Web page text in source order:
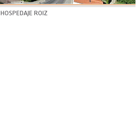
HOSPEDAJE ROIZ